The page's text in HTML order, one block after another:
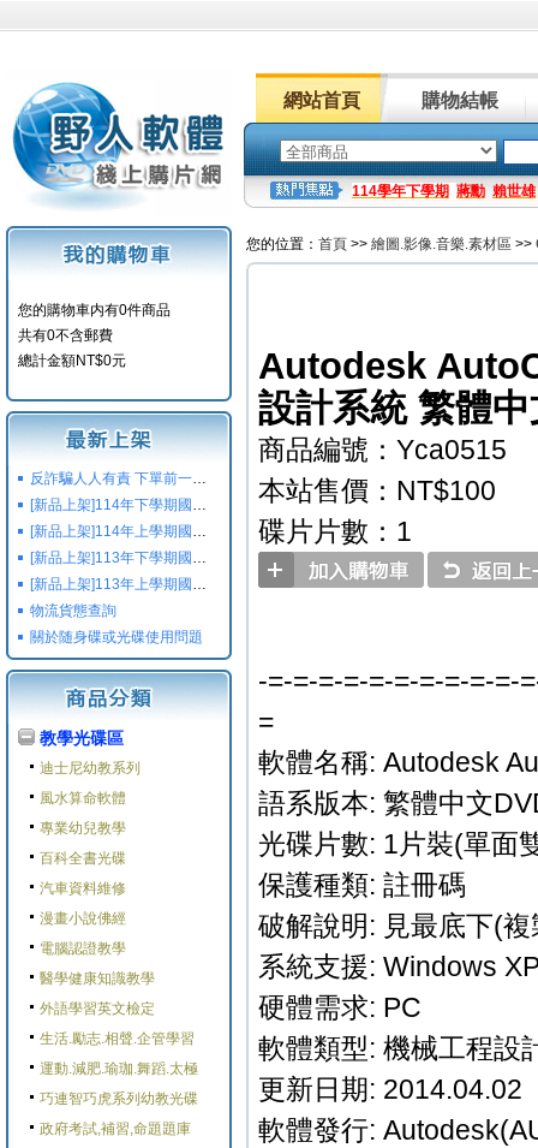
網站首頁 購物結帳
114學年下學期 蔣勳 賴世雄
您的購物車内有0件商品
共有0不含郵費
總計金額NT$0元
反詐騙人人有責 下單前一定要注意
[新品上架]114年下學期國小國中高中命題光碟,校用卷,習作
[新品上架]114年上學期國小國中高中命題光碟,校用卷,習作
[新品上架]113年下學期國小國中高中命題光碟,校用卷,習作
[新品上架]113年上學期國小國中高中命題光碟,校用卷,習作
物流貨態查詢
關於随身碟或光碟使用問題
教學光碟區
迪士尼幼教系列
風水算命軟體
專業幼兒教學
百科全書光碟
汽車資料維修
漫畫小說佛經
電腦認證教學
醫學健康知識教學
外語學習英文檢定
生活.勵志.相聲.企管學習
運動.減肥.瑜珈.舞蹈.太極
巧連智巧虎系列幼教光碟
政府考試,補習,命題題庫
您的位置： 首頁 >> 繪圖.影像.音樂.素材區 >>
Autodesk
設計系統 繁體
商品編號：Yca0515
本站售價：NT$100
碟片片數：1
-=-=-=-=-=-=-=-=-=-=-
=
軟體名稱: Autodesk
語系版本: 繁體中文
光碟片數: 1片裝(單面
保護種類: 註冊碼
破解說明: 見最底下(
系統支援: Windows
硬體需求: PC
軟體類型: 機械工程設
更新日期: 2014.04.02
軟體發行: